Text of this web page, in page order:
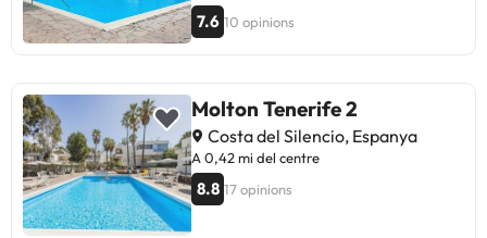
7.6 10 opinions
Molton Tenerife 2
Costa del Silencio, Espanya
A 0,42 mi del centre
8.8 17 opinions